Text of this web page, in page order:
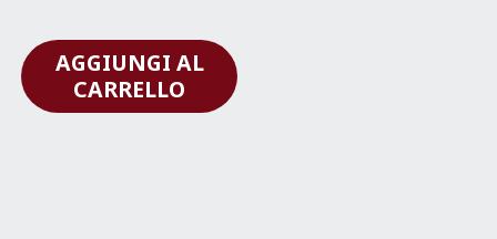
originale
era:
16,00 €.
attuale
è:
14,00 €.
AGGIUNGI AL
CARRELLO